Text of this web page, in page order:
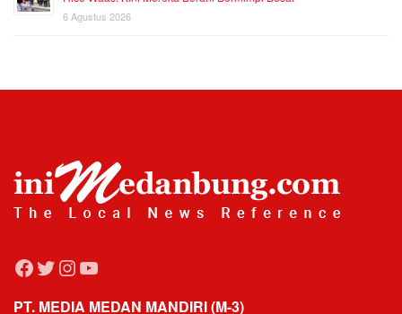
6 Agustus 2026
Facebook
Twitter
Instagram
YouTube
PT. MEDIA MEDAN MANDIRI (M-3)